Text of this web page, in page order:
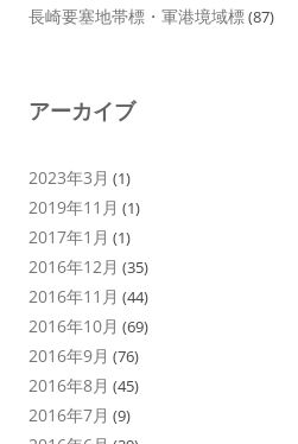
長崎要塞地帯標・軍港境域標(87)
アーカイブ
2023年3月 (1)
2019年11月 (1)
2017年1月 (1)
2016年12月 (35)
2016年11月 (44)
2016年10月 (69)
2016年9月 (76)
2016年8月 (45)
2016年7月 (9)